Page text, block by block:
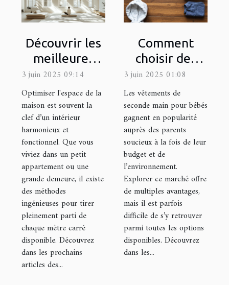
Découvrir les
meilleures
méthodes
pour
optimiser
l'espace de
votre maison
3 juin 2025 09:14
Optimiser l'espace de la
maison est souvent la
clef d’un intérieur
harmonieux et
fonctionnel. Que vous
viviez dans un petit
appartement ou une
grande demeure, il existe
des méthodes
ingénieuses pour tirer
pleinement parti de
chaque mètre carré
disponible. Découvrez
dans les prochains
articles des...
Comment
choisir des
vêtements de
seconde main
pour bébés
3 juin 2025 01:08
Les vêtements de
seconde main pour bébés
gagnent en popularité
auprès des parents
soucieux à la fois de leur
budget et de
l’environnement.
Explorer ce marché offre
de multiples avantages,
mais il est parfois
difficile de s’y retrouver
parmi toutes les options
disponibles. Découvrez
dans les...